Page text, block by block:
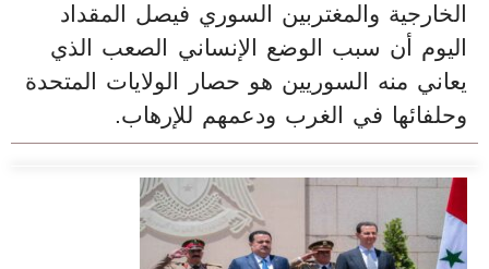
الخارجية والمغتربين السوري فيصل المقداد
اليوم أن سبب الوضع الإنساني الصعب الذي
يعاني منه السوريين هو حصار الولايات المتحدة
وحلفائها في الغرب ودعمهم للإرهاب.